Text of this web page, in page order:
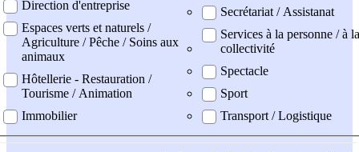
Direction d'entreprise
Espaces verts et naturels /
Agriculture / Pêche / Soins aux
animaux
Hôtellerie - Restauration /
Tourisme / Animation
Immobilier
Secrétariat / Assistanat
Services à la personne / à la
collectivité
Spectacle
Sport
Transport / Logistique